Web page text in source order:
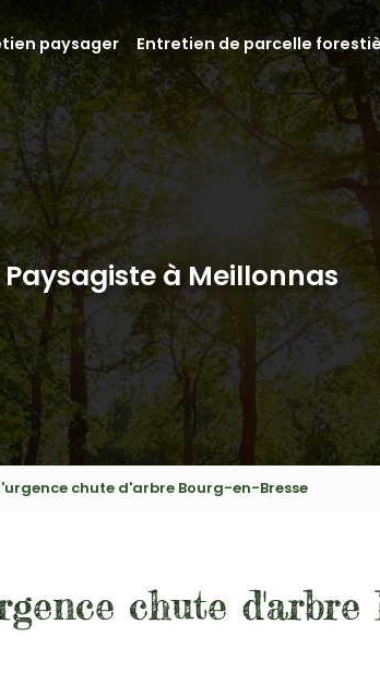
paysager Entretien de parcelle
Paysagiste à Meillonnas
chute d'arbre Bourg-en-Bresse
chute d'arbre